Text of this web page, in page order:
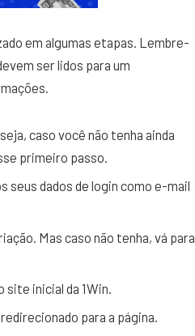
em algumas etapas. Lembre-
ser lidos para um
caso você não tenha ainda
primeiro passo.
seus dados de login como e-mail
Mas caso não tenha, vá para
site inicial da 1Win.
para a página.